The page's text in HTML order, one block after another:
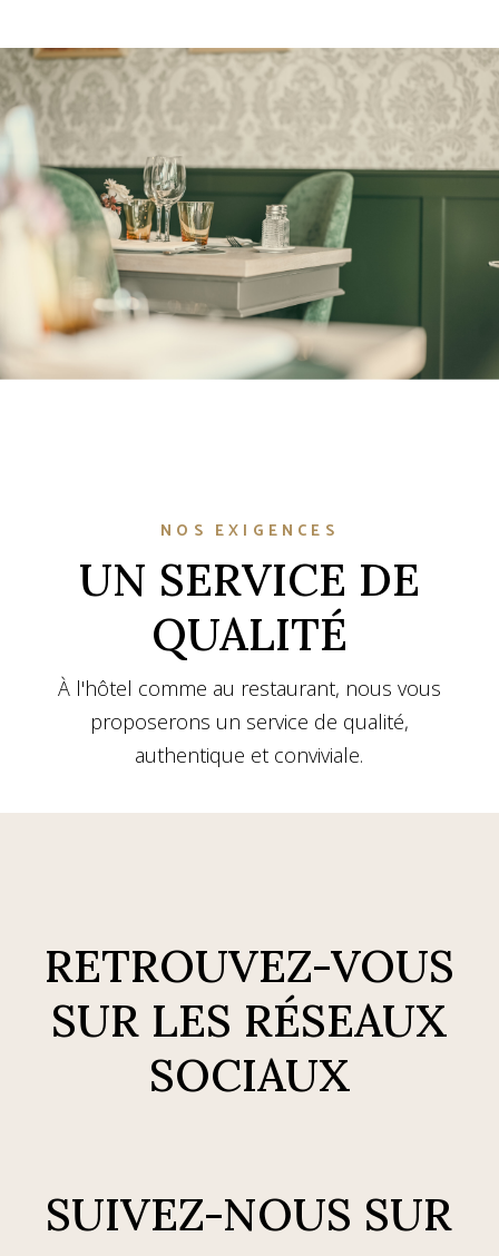
NOS EXIGENCES
UN SERVICE DE
QUALITÉ
À l'hôtel comme au restaurant, nous vous
proposerons un service de qualité,
authentique et conviviale.
RETROUVEZ-VOUS
SUR LES RÉSEAUX
SOCIAUX
SUIVEZ-NOUS SUR